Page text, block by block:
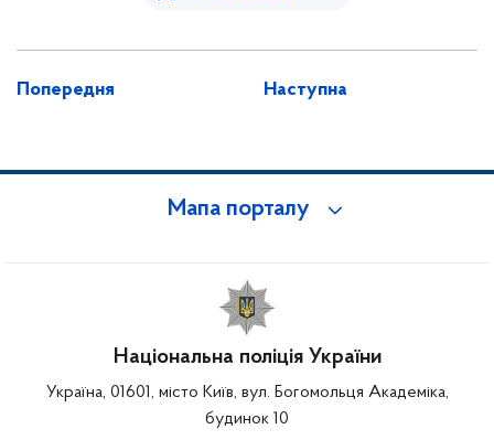
Попередня Наступна
Мапа порталу
Національна поліція України
Україна, 01601, місто Київ, вул. Богомольця Академіка,
будинок 10